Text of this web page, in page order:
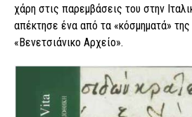
χάρη στις παρεμβάσεις του στην
απέκτησε ένα από τα «κόσμηματά»
«Βενετσιάνικο Αρχείο».